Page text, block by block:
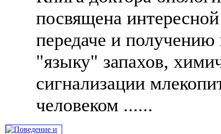
посвящена
передаче и
"языку" запахов,
сигнализации
человеком ......